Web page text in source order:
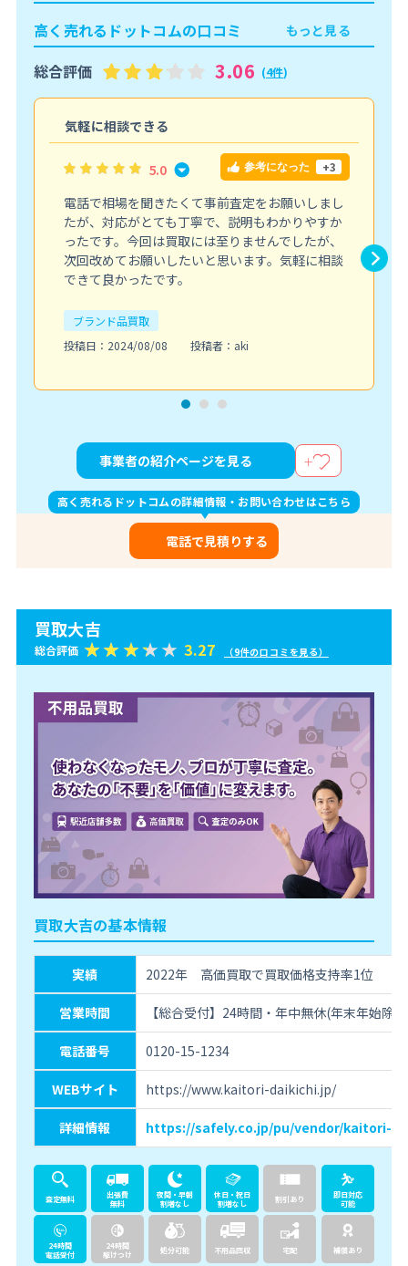
高く売れるドットコムの口コミ
もっと見る
総合評価 3.06 (4件)
気軽に相談できる
5.0 参考になった +3
電話で相場を聞きたくて事前査定をお願いしまし
たが、対応がとても丁寧で、説明もわかりやすか
ったです。今回は買取には至りませんでしたが、
次回改めてお願いしたいと思います。気軽に相談
できて良かったです。
ブランド品買取
投稿日：2024/08/08
投稿者：aki
事業者の紹介ページを見る
高く売れるドットコムの詳細情報・お問い合わせはこちら
電話で見積りする
買取大吉
総合評価 3.27 （9件の口コミを見る）
買取大吉の基本情報
実績 2022年 高価買取で買取価格支持率1位
営業時間 【総合受付】24時間・年中無休(年末年始除
電話番号 0120-15-1234
WEBサイト https://www.kaitori-daikichi.jp/
詳細情報 https://safely.co.jp/pu/vendor/kaitori-
査定無料
出張費
無料
夜間・早朝
割増なし
休日・祝日
割増なし
割引あり
即日対応
可能
24時間
電話受付
24時間
駆けつけ
処分可能 不用品回収 宅配 補償あり